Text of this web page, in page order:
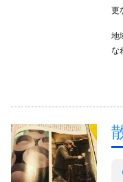
更
地
な